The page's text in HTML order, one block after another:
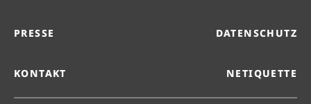
PRESSE DATENSCHUTZ
KONTAKT NETIQUETTE